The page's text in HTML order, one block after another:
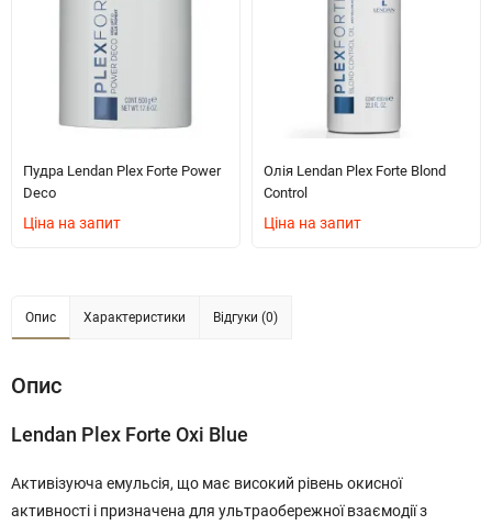
Пудра Lendan Plex Forte Power
Deco
Ціна на запит
Олія Lendan Plex Forte Blond
Control
Ціна на запит
Опис Характеристики Відгуки (0)
Опис
Lendan Plex Forte Oxi Blue
Активізуюча емульсія, що має високий рівень окисної
активності і призначена для ультраобережної взаємодії з